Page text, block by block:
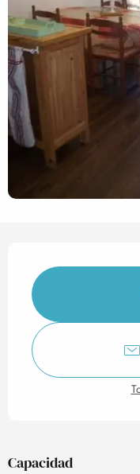
Horarios
Capacidad